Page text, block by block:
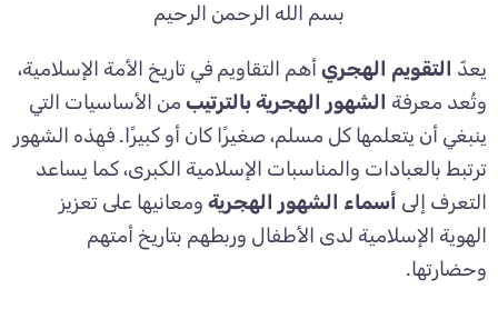
بسم الله الرحمن الرحيم
يعدّ التقويم الهجريأهم التقاويم في تاريخ الأمة الإسلامية،
وتُعد معرفة الشهور الهجرية بالترتيبمن الأساسيات التي
ينبغي أن يتعلمها كل مسلم، صغيرًا كان أو كبيرًا. فهذه الشهور
ترتبط بالعبادات والمناسبات الإسلامية الكبرى، كما يساعد
التعرف إلى أسماء الشهور الهجريةومعانيها على تعزيز
الهوية الإسلامية لدى الأطفال وربطهم بتاريخ أمتهم
وحضارتها.